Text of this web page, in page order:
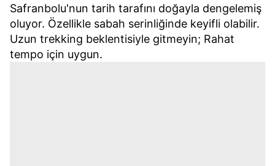
Safranbolu'nun tarih tarafını doğayla dengelemiş
oluyor. Özellikle sabah serinliğinde keyifli olabilir.
Uzun trekking beklentisiyle gitmeyin; Rahat
tempo için uygun.